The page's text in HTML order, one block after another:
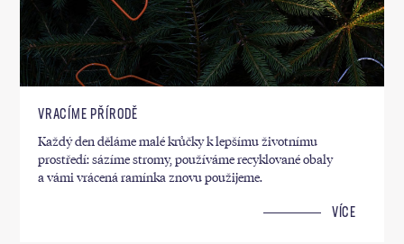
VRACÍME PŘÍRODĚ
Každý den děláme malé krůčky k lepšímu životnímu
prostředí: sázíme stromy, používáme recyklované obaly
a vámi vrácená ramínka znovu použijeme.
VÍCE